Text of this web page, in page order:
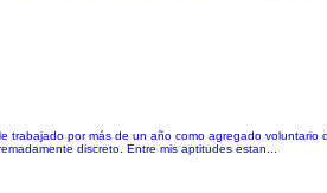
trabajado por más de un año como agregado voluntario
discreto. Entre mis aptitudes estan...